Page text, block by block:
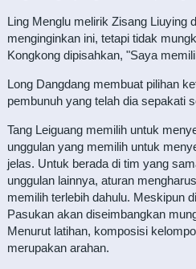
Ling Menglu melirik Zisang Liuying
menginginkan ini, tetapi tidak
Kongkong dipisahkan, "Saya
Long Dangdang membuat pilihan
pembunuh yang telah dia sepakati
Tang Leiguang memilih untuk
unggulan yang memilih untuk
jelas. Untuk berada di tim yang
unggulan lainnya, aturan
memilih terlebih dahulu. Meskipun
Pasukan akan diseimbangkan
Menurut latihan, komposisi
merupakan arahan.